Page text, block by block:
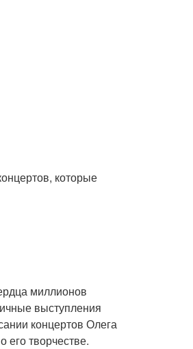
которые
миллионов
выступления
концертов Олега
творчестве.